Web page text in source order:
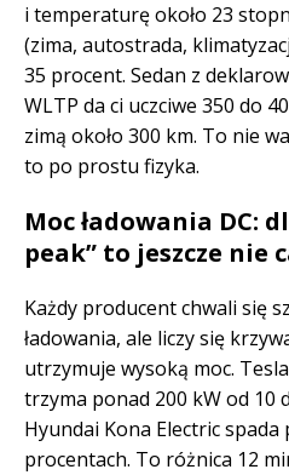
i temperaturę około 23
(zima, autostrada,
35 procent. Sedan z
WLTP da ci uczciwe 350 do
zimą około 300 km. To nie
to po prostu fizyka.
Moc ładowania DC:
peak” to jeszcze nie
Każdy producent chwali się
ładowania, ale liczy się
utrzymuje wysoką moc.
trzyma ponad 200 kW od 10
Hyundai Kona Electric
procentach. To różnica 12